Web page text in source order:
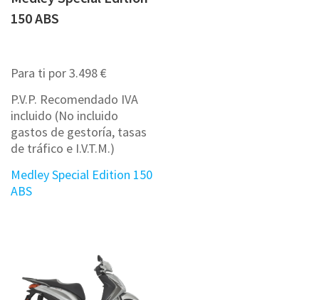
150 ABS
Para ti por 3.498 €
P.V.P. Recomendado IVA
incluido (No incluido
gastos de gestoría, tasas
de tráfico e I.V.T.M.)
Medley Special Edition 150
ABS